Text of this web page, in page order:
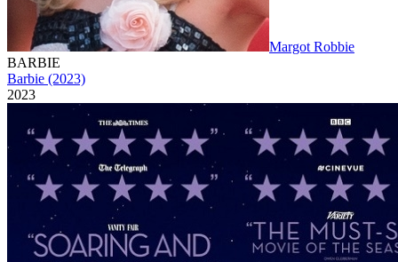
Margot Robbie
BARBIE
Barbie (2023)
2023